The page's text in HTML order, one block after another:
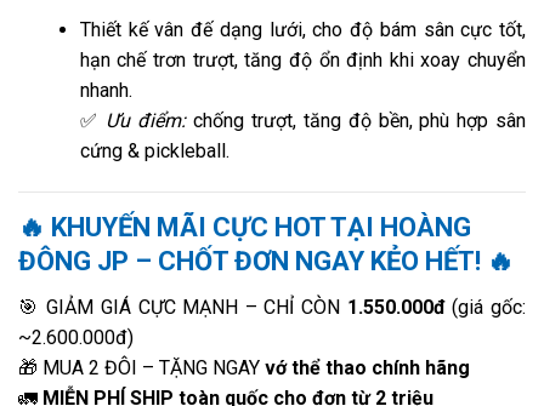
Thiết kế vân đế dạng lưới, cho độ bám sân cực tốt,
hạn chế trơn trượt, tăng độ ổn định khi xoay chuyển
nhanh.
✅ Ưu điểm:chống trượt, tăng độ bền, phù hợp sân
cứng & pickleball.
🔥 KHUYẾN MÃI CỰC HOT TẠI HOÀNG
ĐÔNG JP – CHỐT ĐƠN NGAY KẺO HẾT! 🔥
🎯 GIẢM GIÁ CỰC MẠNH – CHỈ CÒN 1.550.000đ(giá gốc:
~2.600.000đ)
🎁 MUA 2 ĐÔI – TẶNG NGAY vớ thể thao chính hãng
🚛 MIỄN PHÍ SHIP toàn quốc cho đơn từ 2 triệu